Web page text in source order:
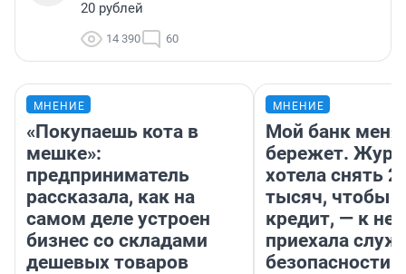
20 рублей
14 390 60
МНЕНИЕ
«Покупаешь кота в
мешке»:
предприниматель
рассказала, как на
самом деле устроен
бизнес со складами
дешевых товаров
МНЕНИЕ
Мой банк меня
бережет.
хотела снять
тысяч, чтобы
кредит, — к
приехала
безопасности